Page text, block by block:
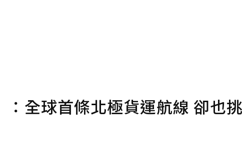
全球首條北極貨運航線 卻也